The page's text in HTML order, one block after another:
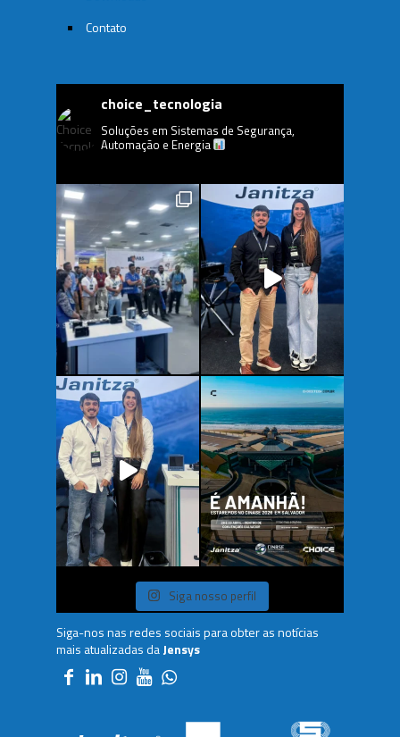
Contato
choice_tecnologia
Soluções em Sistemas de Segurança,
Automação e Energia
Siga nosso perfil
Siga-nos nas redes sociais para obter as notícias
mais atualizadas daJensys